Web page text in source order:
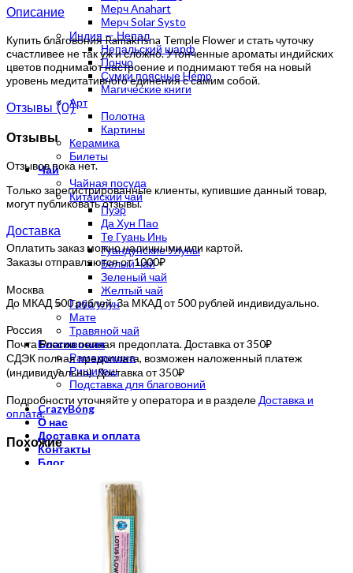
Мерч Anahart
Мерч Solar Systo
Индия — Непал
Непальский шарф
Пончо
Сумки поясные Hemp
Магические книги
Арт
Полотна
Картины
Керамика
Билеты
Чай
Чайная посуда
Китайский чай
Пуэр
Да Хун Пао
Те Гуань Инь
Гуандунские Улуны
Белый чай
Зеленый чай
Желтый чай
Габа улун
Мате
Травяной чай
Благовония
Рамакришна
Ришикеш
Подставка для благовоний
CrazyBong
О нас
Доставка и оплата
Контакты
Блог
Описание
Купить благовония Ramakrisna Temple Flower и стать чуточку
счастливее не так уж и сложно. Утонченные ароматы индийских
цветов поднимают настроение и поднимают тебя на новый
уровень медитативного единения с самим собой.
Отзывы (0)
Отзывы
Отзывов пока нет.
Только зарегистрированные клиенты, купившие данный товар,
могут публиковать отзывы.
Доставка
Оплатить заказ можно наличными или картой.
Заказы отправляются от 1000₽
Москва
До МКАД 500 рублей. За МКАД от 500 рублей индивидуально.
Россия
Почта России полная предоплата. Доставка от 350₽
СДЭК полная предоплата, возможен наложенный платеж
(индивидуально). Доставка от 350₽
Подробности уточняйте у оператора и в разделе Доставка и
оплата.
Похожие